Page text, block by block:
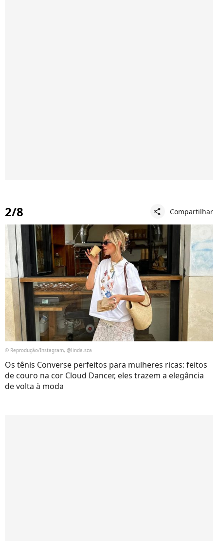
2/8 share Compartilhar
© Reprodução/Instagram, @linda.sza
Os tênis Converse perfeitos para mulheres ricas: feitos
de couro na cor Cloud Dancer, eles trazem a elegância
de volta à moda